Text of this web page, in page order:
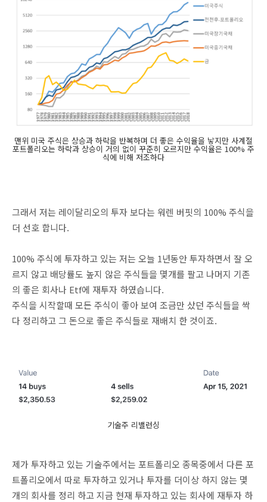
맨위 미국 주식은 상승과 하락을 반복하며 더 좋은 수익율을 낳지만 사계절
포트폴리오는 하락과 상승이 거의 없이 꾸준히 오르지만 수익율은 100% 주
식에 비해 저조하다
그래서 저는 레이달리오의 투자 보다는 워렌 버핏의 100% 주식을
더 선호 합니다.
100% 주식에 투자하고 있는 저는 오늘 1년동안 투자하면서 잘 오
르지 않고 배당률도 높지 않은 주식들을 몇개를 팔고 나머지 기존
의 좋은 회사나 Etf에 재투자 하였습니다.
주식을 시작할때 모든 주식이 좋아 보여 조금만 샀던 주식들을 싹
다 정리하고 그 돈으로 좋은 주식들로 재배치 한 것이죠.
기술주 리밸런싱
제가 투자하고 있는 기술주에서는 포트폴리오 종목중에서 다른 포
트폴리오에서 따로 투자하고 있거나 투자를 더이상 하지 않는 몇
개의 회사를 정리 하고 지금 현재 투자하고 있는 회사에 재투자 하